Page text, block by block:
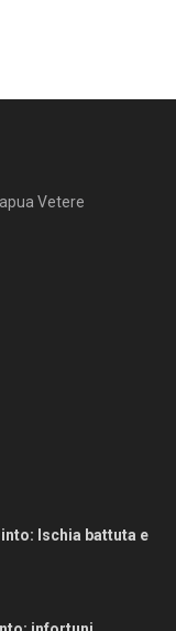
Vetere
Ischia battuta e